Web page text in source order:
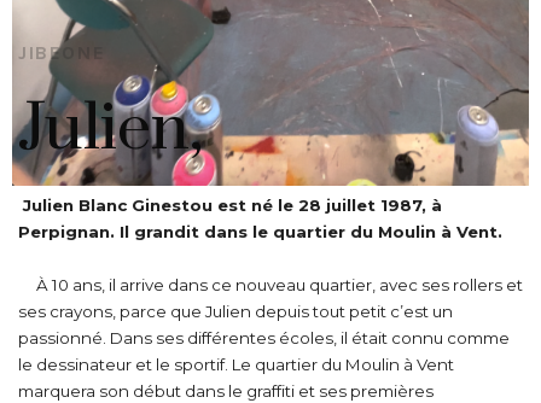
JIBEONE
Julien,
Julien Blanc Ginestou est né le 28 juillet 1987, à
Perpignan. Il grandit dans le quartier du Moulin à Vent.
À 10 ans, il arrive dans ce nouveau quartier, avec ses rollers et
ses crayons, parce que Julien depuis tout petit c’est un
passionné. Dans ses différentes écoles, il était connu comme
le dessinateur et le sportif. Le quartier du Moulin à Vent
marquera son début dans le graffiti et ses premières